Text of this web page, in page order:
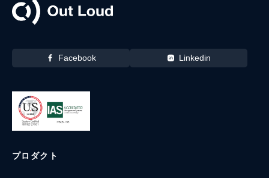
Facebook Linkedin
プロダクト